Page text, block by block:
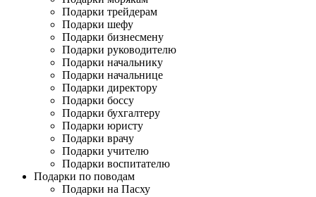
Подарки трейдерам
Подарки шефу
Подарки бизнесмену
Подарки руководителю
Подарки начальнику
Подарки начальнице
Подарки директору
Подарки боссу
Подарки бухгалтеру
Подарки юристу
Подарки врачу
Подарки учителю
Подарки воспитателю
Подарки по поводам
Подарки на Пасху